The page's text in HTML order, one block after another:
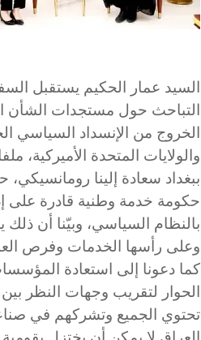
السيد عمار الحكيم يستقبل
التباحث حول مستجدات الشأن
الخروج من الإنسداد السياسي
والولايات المتحدة الأميركية،
ببغداد سعادة إلينا
حكومة خدمة وطنية قادرة على
بالنظام السياسي، وبيّنا أن
وعلى رأسها الخدمات وفرص
كما دعونا إلى استعادة
الحوار لتقريب وجهات النظر
تحتوي الجميع وتشركهم في